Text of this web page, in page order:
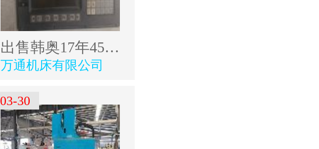
出售韩奥17年4500型材加工中心
万通机床有限公司
03-30